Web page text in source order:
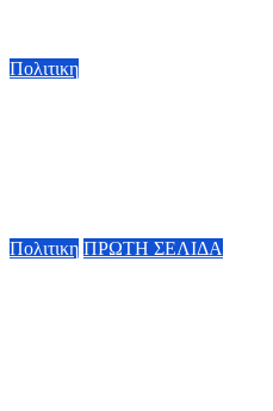
Πολιτικη
Πολιτικη ΠΡΩΤΗ ΣΕΛΙΔΑ